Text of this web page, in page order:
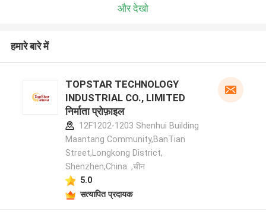
और देखो
हमारे बारे में
TOPSTAR TECHNOLOGY
INDUSTRIAL CO., LIMITED
निर्माता प्रोफ़ाइल
12F1202-1203 Shenhui Building
Maantang Community,BanTian
Street,Longkong District,
Shenzhen,China. ,चीन
5.0
सत्यापित प्रदायक